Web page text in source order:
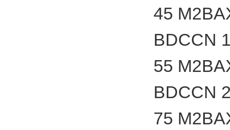
45
BDCCN
55
BDCCN
75